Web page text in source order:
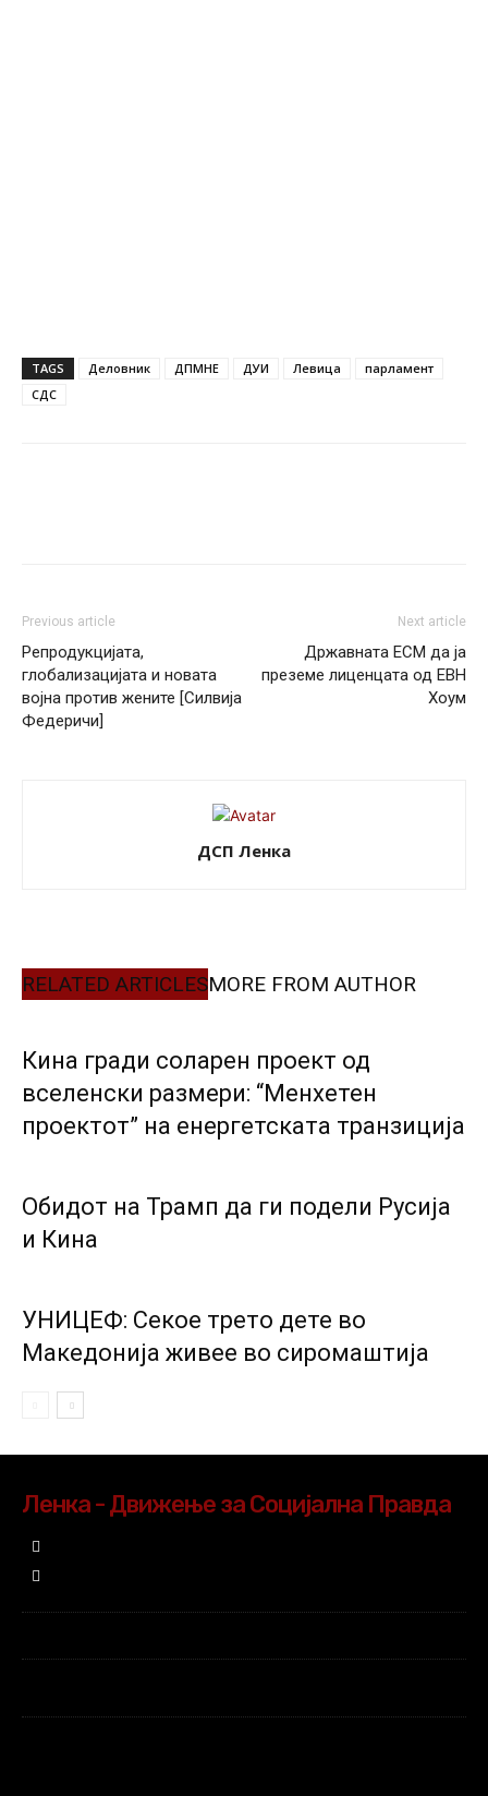
TAGS Деловник ДПМНЕ ДУИ Левица
парламент
СДС
Previous article
Репродукцијата,
глобализацијата и новата
војна против жените [Силвија
Федеричи]
Next article
Државната ЕСМ да ја
преземе лиценцата од ЕВН
Хоум
ДСП Ленка
RELATED ARTICLESMORE FROM AUTHOR
Кина гради соларен проект од
вселенски размери: “Менхетен
проектот” на енергетската транзиција
Обидот на Трамп да ги подели Русија
и Кина
УНИЦЕФ: Секое трето дете во
Македонија живее во сиромаштија
Ленка - Движење за Социјална Правда